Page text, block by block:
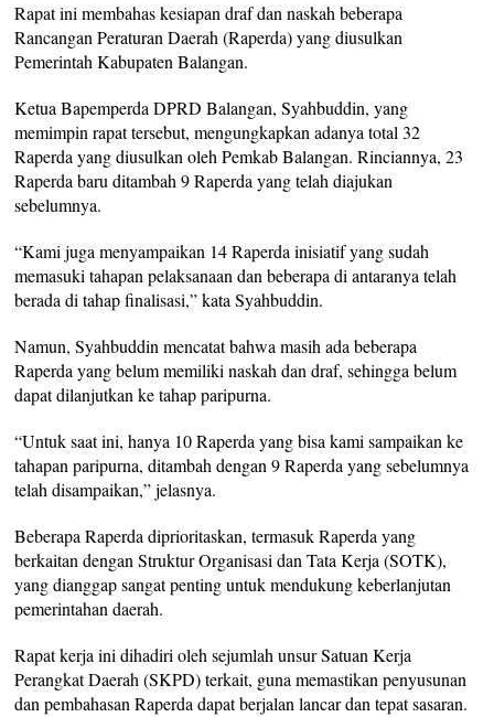
Rapat ini membahas kesiapan draf dan naskah beberapa
Rancangan Peraturan Daerah (Raperda) yang diusulkan
Pemerintah Kabupaten Balangan.
Ketua Bapemperda DPRD Balangan, Syahbuddin, yang
memimpin rapat tersebut, mengungkapkan adanya total 32
Raperda yang diusulkan oleh Pemkab Balangan. Rinciannya, 23
Raperda baru ditambah 9 Raperda yang telah diajukan
sebelumnya.
“Kami juga menyampaikan 14 Raperda inisiatif yang sudah
memasuki tahapan pelaksanaan dan beberapa di antaranya telah
berada di tahap finalisasi,” kata Syahbuddin.
Namun, Syahbuddin mencatat bahwa masih ada beberapa
Raperda yang belum memiliki naskah dan draf, sehingga belum
dapat dilanjutkan ke tahap paripurna.
“Untuk saat ini, hanya 10 Raperda yang bisa kami sampaikan ke
tahapan paripurna, ditambah dengan 9 Raperda yang sebelumnya
telah disampaikan,” jelasnya.
Beberapa Raperda diprioritaskan, termasuk Raperda yang
berkaitan dengan Struktur Organisasi dan Tata Kerja (SOTK),
yang dianggap sangat penting untuk mendukung keberlanjutan
pemerintahan daerah.
Rapat kerja ini dihadiri oleh sejumlah unsur Satuan Kerja
Perangkat Daerah (SKPD) terkait, guna memastikan penyusunan
dan pembahasan Raperda dapat berjalan lancar dan tepat sasaran.